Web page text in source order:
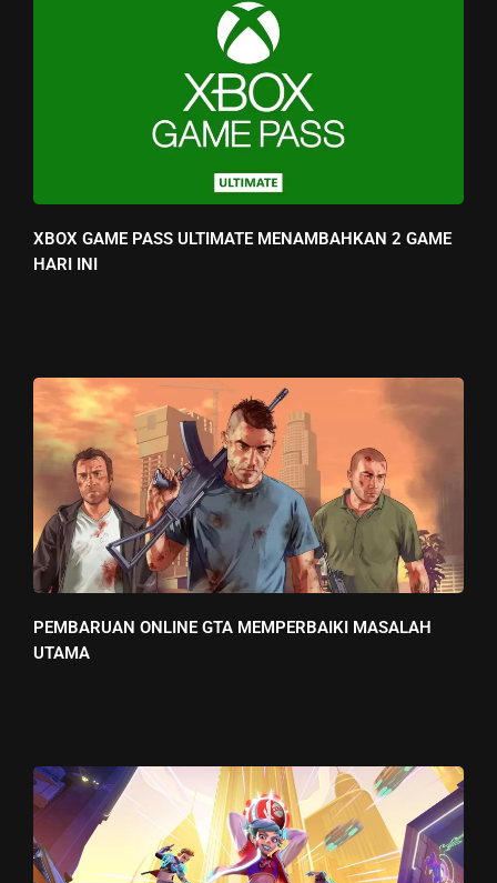
XBOX GAME PASS ULTIMATE MENAMBAHKAN 2 GAME
HARI INI
PEMBARUAN ONLINE GTA MEMPERBAIKI MASALAH
UTAMA